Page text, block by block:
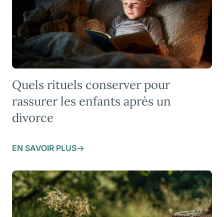
Quels rituels conserver pour
rassurer les enfants après un
divorce
EN SAVOIR PLUS